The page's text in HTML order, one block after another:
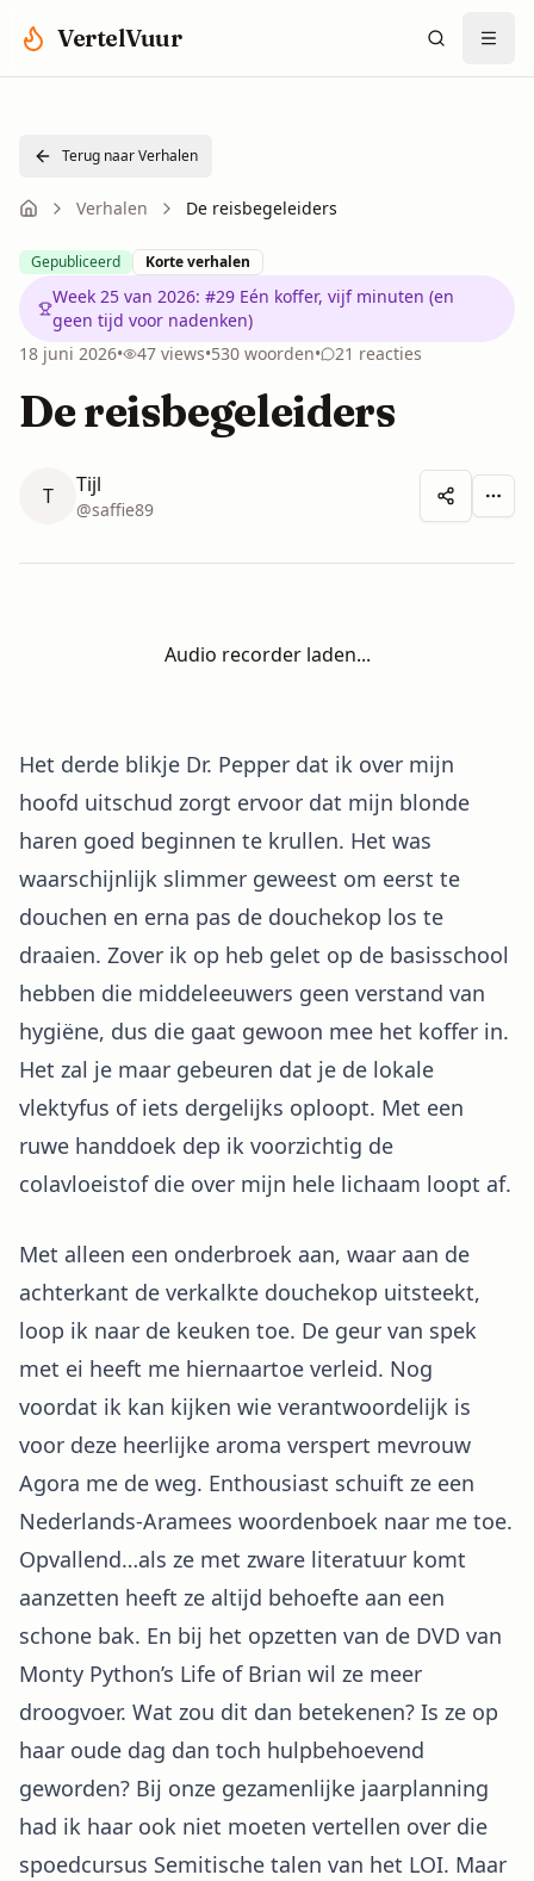
VertelVuur
Terug naar Verhalen
Verhalen De reisbegeleiders
Gepubliceerd Korte verhalen
Week 25 van 2026: #29 Eén koffer, vijf minuten (en
geen tijd voor nadenken)
18 juni 2026• 47 views•530 woorden• 21 reacties
De reisbegeleiders
T Tijl
@saffie89
Audio recorder laden...
Het derde blikje Dr. Pepper dat ik over mijn
hoofd uitschud zorgt ervoor dat mijn blonde
haren goed beginnen te krullen. Het was
waarschijnlijk slimmer geweest om eerst te
douchen en erna pas de douchekop los te
draaien. Zover ik op heb gelet op de basisschool
hebben die middeleeuwers geen verstand van
hygiëne, dus die gaat gewoon mee het koffer in.
Het zal je maar gebeuren dat je de lokale
vlektyfus of iets dergelijks oploopt. Met een
ruwe handdoek dep ik voorzichtig de
colavloeistof die over mijn hele lichaam loopt af.
Met alleen een onderbroek aan, waar aan de
achterkant de verkalkte douchekop uitsteekt,
loop ik naar de keuken toe. De geur van spek
met ei heeft me hiernaartoe verleid. Nog
voordat ik kan kijken wie verantwoordelijk is
voor deze heerlijke aroma verspert mevrouw
Agora me de weg. Enthousiast schuift ze een
Nederlands-Aramees woordenboek naar me toe.
Opvallend…als ze met zware literatuur komt
aanzetten heeft ze altijd behoefte aan een
schone bak. En bij het opzetten van de DVD van
Monty Python’s Life of Brian wil ze meer
droogvoer. Wat zou dit dan betekenen? Is ze op
haar oude dag dan toch hulpbehoevend
geworden? Bij onze gezamenlijke jaarplanning
had ik haar ook niet moeten vertellen over die
spoedcursus Semitische talen van het LOI. Maar